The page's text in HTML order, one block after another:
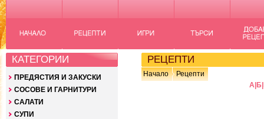
КАТЕГОРИИ
ПРЕДЯСТИЯ И ЗАКУСКИ
СОСОВЕ И ГАРНИТУРИ
САЛАТИ
СУПИ
РЕЦЕПТИ
Начало
Рецепти
А Б